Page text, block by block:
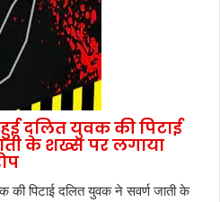
दलित युवक की पिटाई
के शख्स पर लगाया
की पिटाई दलित युवक ने सवर्ण जाती के